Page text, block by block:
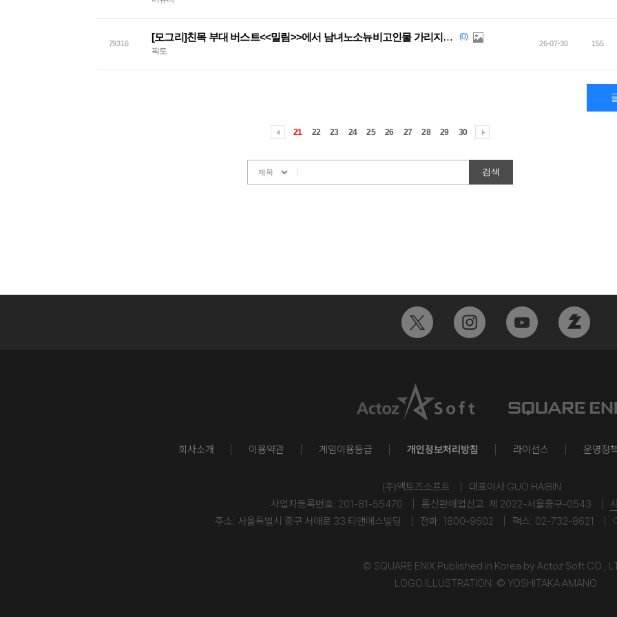
79316
[모그리]친목 부대 버스트<<밀림>>에서 남녀노소뉴비고인물 가리지 않고 모집중
(0)
픽토
26-07-30 155
21 22 23 24 25 26 27 28 29 30
회사소개 이용약관 게임이용등급 개인정보처리방침 라이선스 운영정
(주)액토즈소프트
대표이사 GUO HAIBIN
사업자등록번호: 201-81-55470
통신판매업신고: 제 2022-서울중구-0543
주소: 서울특별시 중구 서애로 33 티앤에스빌딩
전화: 1800-9602 팩스: 02-732-8621
© SQUARE ENIX Published in Korea by Actoz Soft CO.,
LOGO ILLUSTRATION: © YOSHITAKA AMANO